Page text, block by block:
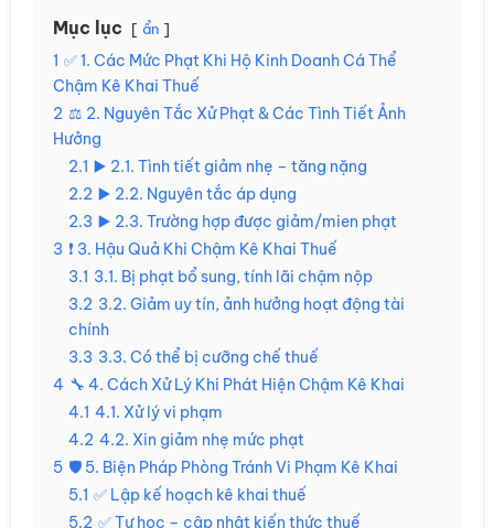
Mục lục ẩn
1 ✅ 1. Các Mức Phạt Khi Hộ Kinh Doanh Cá Thể
Chậm Kê Khai Thuế
2 ⚖️ 2. Nguyên Tắc Xử Phạt & Các Tình Tiết Ảnh
Hưởng
2.1 ▶️ 2.1. Tình tiết giảm nhẹ – tăng nặng
2.2 ▶️ 2.2. Nguyên tắc áp dụng
2.3 ▶️ 2.3. Trường hợp được giảm/mien phạt
3 ❗️ 3. Hậu Quả Khi Chậm Kê Khai Thuế
3.1 3.1. Bị phạt bổ sung, tính lãi chậm nộp
3.2 3.2. Giảm uy tín, ảnh hưởng hoạt động tài
chính
3.3 3.3. Có thể bị cưỡng chế thuế
4 🔧 4. Cách Xử Lý Khi Phát Hiện Chậm Kê Khai
4.1 4.1. Xử lý vi phạm
4.2 4.2. Xin giảm nhẹ mức phạt
5 🛡 5. Biện Pháp Phòng Tránh Vi Phạm Kê Khai
5.1 ✅ Lập kế hoạch kê khai thuế
5.2 ✅ Tự học – cập nhật kiến thức thuế